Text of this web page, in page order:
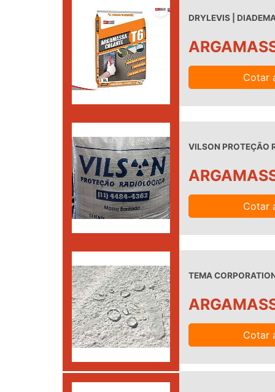
DRYLEVIS |
Cotar
VILSON PROTEÇÃO
Cotar
TEMA
Cotar